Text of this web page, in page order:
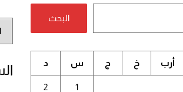
البحث
أرب خ ج س د
1
2